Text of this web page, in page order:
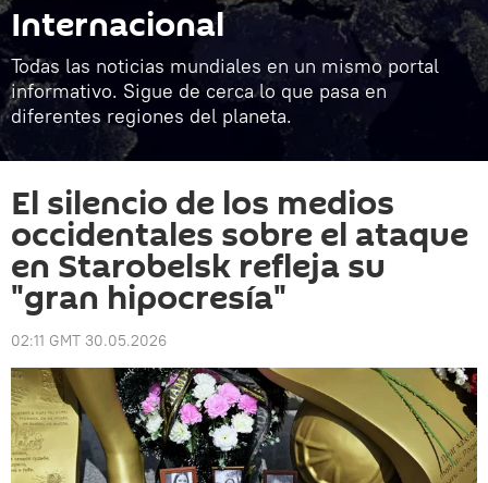
Internacional
Todas las noticias mundiales en un mismo portal
informativo. Sigue de cerca lo que pasa en
diferentes regiones del planeta.
El silencio de los medios
occidentales sobre el ataque
en Starobelsk refleja su
"gran hipocresía"
02:11 GMT 30.05.2026